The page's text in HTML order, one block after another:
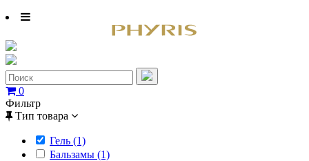
0
Фильтр
Тип товара
Гель (1)
Бальзамы (1)